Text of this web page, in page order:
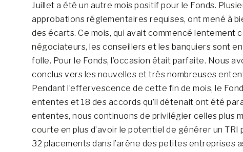
Juillet a été un autre mois positif pour le Fonds.
approbations réglementaires requises, ont mené à
des écarts. Ce mois, qui avait commencé lentement
négociateurs, les conseillers et les banquiers sont
folle. Pour le Fonds, l’occasion était parfaite. Nous
conclus vers les nouvelles et très nombreuses
Pendant l’effervescence de cette fin de mois, le
ententes et 18 des accords qu’il détenait ont été
ententes, nous continuons de privilégier celles plus
courte en plus d’avoir le potentiel de générer un
32 placements dans l’arène des petites entreprises